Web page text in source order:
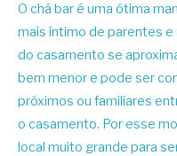
O chá bar é uma ótima
mais íntimo de parentes
do casamento se
bem menor e pode ser
próximos ou familiares
o casamento. Por esse
local muito grande para